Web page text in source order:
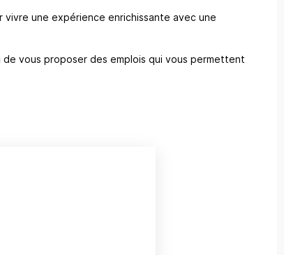
vivre une expérience enrichissante avec une
vous proposer des emplois qui vous permettent